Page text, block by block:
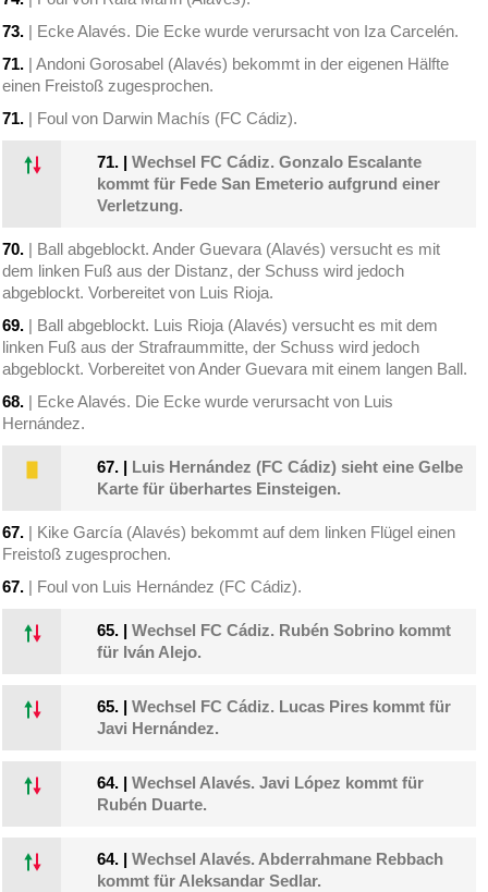
73. | Ecke Alavés. Die Ecke wurde verursacht von Iza Carcelén.
71. | Andoni Gorosabel (Alavés) bekommt in der eigenen Hälfte
einen Freistoß zugesprochen.
71. | Foul von Darwin Machís (FC Cádiz).
71. |Wechsel FC Cádiz. Gonzalo Escalante
kommt für Fede San Emeterio aufgrund einer
Verletzung.
70. | Ball abgeblockt. Ander Guevara (Alavés) versucht es mit
dem linken Fuß aus der Distanz, der Schuss wird jedoch
abgeblockt. Vorbereitet von Luis Rioja.
69. | Ball abgeblockt. Luis Rioja (Alavés) versucht es mit dem
linken Fuß aus der Strafraummitte, der Schuss wird jedoch
abgeblockt. Vorbereitet von Ander Guevara mit einem langen Ball.
68. | Ecke Alavés. Die Ecke wurde verursacht von Luis
Hernández.
67. | Luis Hernández (FC Cádiz) sieht eine Gelbe
Karte für überhartes Einsteigen.
67. | Kike García (Alavés) bekommt auf dem linken Flügel einen
Freistoß zugesprochen.
67. | Foul von Luis Hernández (FC Cádiz).
65. |Wechsel FC Cádiz. Rubén Sobrino kommt
für Iván Alejo.
65. |Wechsel FC Cádiz. Lucas Pires kommt für
Javi Hernández.
64. |Wechsel Alavés. Javi López kommt für
Rubén Duarte.
64. |Wechsel Alavés. Abderrahmane Rebbach
kommt für Aleksandar Sedlar.